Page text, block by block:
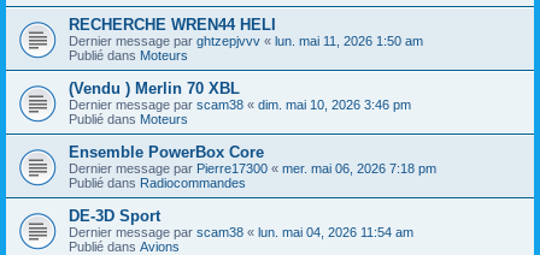
RECHERCHE WREN44 HELI
Dernier message par ghtzepjvvv « lun. mai 11, 2026 1:50 am
Publié dans Moteurs
(Vendu ) Merlin 70 XBL
Dernier message par scam38 « dim. mai 10, 2026 3:46 pm
Publié dans Moteurs
Ensemble PowerBox Core
Dernier message par Pierre17300 « mer. mai 06, 2026 7:18 pm
Publié dans Radiocommandes
DE-3D Sport
Dernier message par scam38 « lun. mai 04, 2026 11:54 am
Publié dans Avions